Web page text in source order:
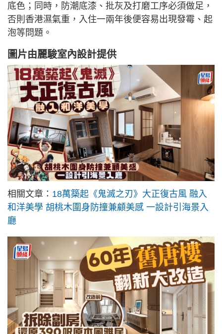
底色；同時，防潮底漆、批灰及打磨工序必須做足，
否則香港濕氣重，入住一兩年後便容易出現發霉、起
泡等問題。
圖片由麗駿室內設計提供
相關文章： 18萬築起《鬼滅之刃》大正復古風 融入
和洋美學 胡桃木圍身防撞兼顧美感 一設計引海景入
廳